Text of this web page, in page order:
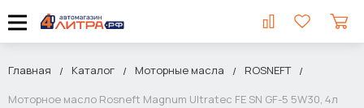
Главная Каталог Моторные масла
ROSNEFT
Моторное масло Rosneft Magnum Ultratec FE SN GF-5 5W30, 4л